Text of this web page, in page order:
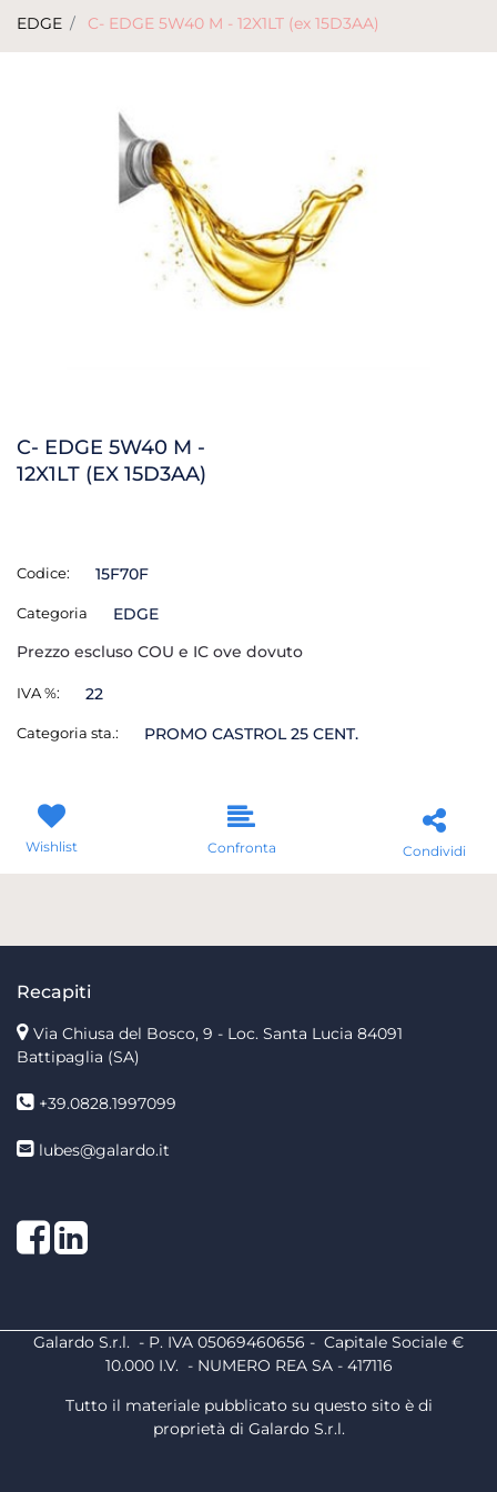
EDGE C- EDGE 5W40 M - 12X1LT (ex 15D3AA)
C- EDGE 5W40 M -
12X1LT (EX 15D3AA)
Codice: 15F70F
Categoria
EDGE
Prezzo escluso COU e IC ove dovuto
IVA %: 22
Categoria sta.: PROMO CASTROL 25 CENT.
Wishlist Confronta Condividi
Recapiti
Via Chiusa del Bosco, 9 - Loc. Santa Lucia 84091
Battipaglia (SA)
+39.0828.1997099
lubes@galardo.it
Facebook
LinkedIn
Galardo S.r.l. - P. IVA 05069460656 - Capitale Sociale €
10.000 I.V. - NUMERO REA SA - 417116
Tutto il materiale pubblicato su questo sito è di
proprietà di Galardo S.r.l.